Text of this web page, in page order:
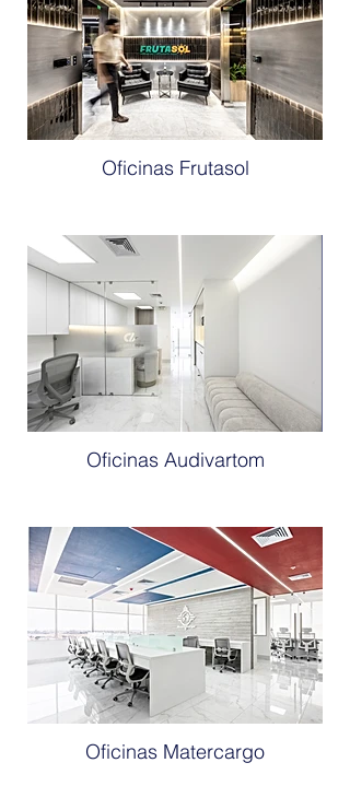
Oficinas Frutasol
Oficinas Audivartom
Oficinas Matercargo